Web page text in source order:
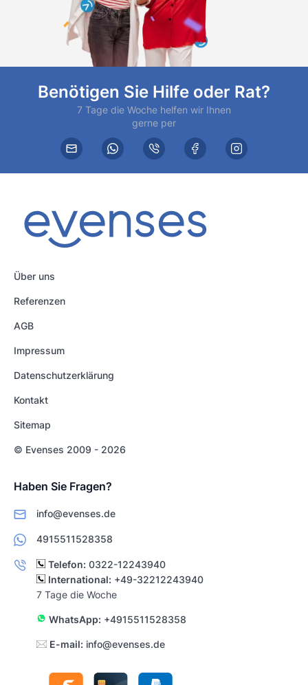
Benötigen Sie Hilfe oder Rat?
7 Tage die Woche helfen wir Ihnen
gerne per
Über uns
Referenzen
AGB
Impressum
Datenschutzerklärung
Kontakt
Sitemap
© Evenses 2009 - 2026
Haben Sie Fragen?
info@evenses.de
4915511528358
Telefon: 0322-12243940
International: +49-32212243940
7 Tage die Woche
WhatsApp: +4915511528358
E-mail: info@evenses.de